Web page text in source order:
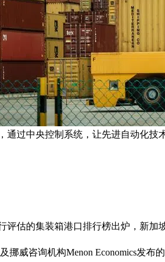
通过中央控制系统，让先进自动化
评估的集装箱港口排行榜出炉，新加
威咨询机构Menon Economics发